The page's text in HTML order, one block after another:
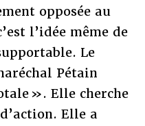
opposée au
l’idée même de
Le
Pétain
». Elle cherche
Elle a